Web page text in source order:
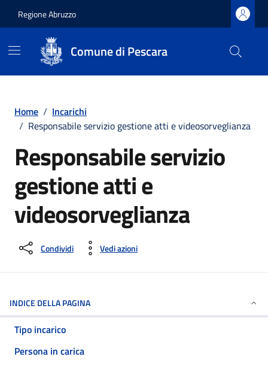
Regione Abruzzo
Comune di Pescara
Home / Incarichi
/ Responsabile servizio gestione atti e videosorveglianza
Responsabile servizio
gestione atti e
videosorveglianza
Condividi Vedi azioni
INDICE DELLA PAGINA
Tipo incarico
Persona in carica